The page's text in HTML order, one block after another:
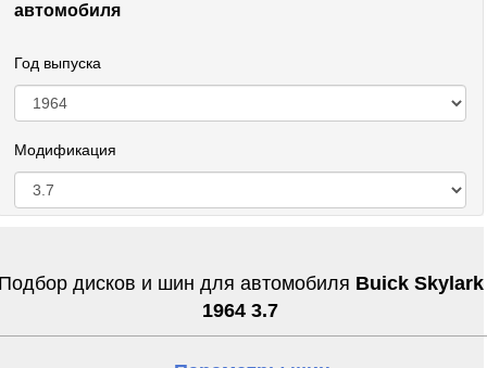
автомобиля
Год выпуска
Модификация
дисков и шин для автомобиля Buick Skylark
1964 3.7